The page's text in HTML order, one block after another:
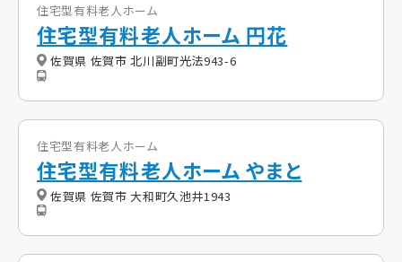
住宅型有料老人ホーム
住宅型有料老人ホーム 円花
佐賀県 佐賀市 北川副町光法943-6
住宅型有料老人ホーム
住宅型有料老人ホーム やまと
佐賀県 佐賀市 大和町久池井1943